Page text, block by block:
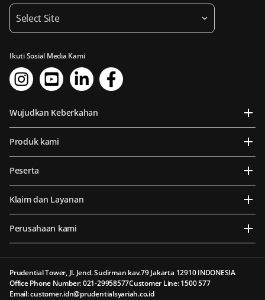
Select Site
Ikuti Sosial Media Kami
Wujudkan Keberkahan
Produk kami
Peserta
Klaim dan Layanan
Perusahaan kami
Prudential Tower, Jl. Jend. Sudirman kav.79 Jakarta 12910 INDONESIA
Office Phone Number: 021-29958577Customer Line: 1500 577
Email: customer.idn@prudentialsyariah.co.id